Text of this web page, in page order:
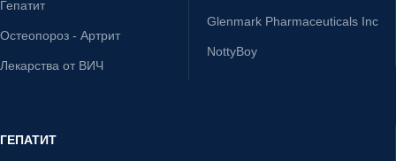
Гепатит
Остеопороз - Артрит
Лекарства от ВИЧ
Glenmark Pharmaceuticals Inc
NottyBoy
ГЕПАТИТ